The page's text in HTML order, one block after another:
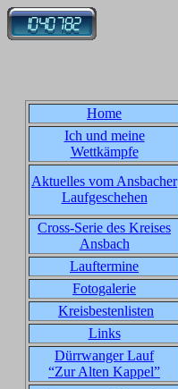
Home
Ich und meine
Wettkämpfe
Aktuelles vom Ansbacher
Laufgeschehen
Cross-Serie des Kreises
Ansbach
Lauftermine
Fotogalerie
Kreisbestenlisten
Links
Dürrwanger Lauf
“Zur Alten Kappel”